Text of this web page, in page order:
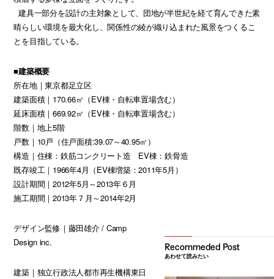
建具一部分を設計の主対象として、団地が半世紀を経て育んできた素
晴らしい環境を最大化し、関係性の綾が織り込まれた風景をつくるこ
とを目指している。
■建築概要
所在地｜東京都足立区
建築面積｜170.66㎡（EV棟・自転車置場含む）
延床面積｜669.92㎡（EV棟・自転車置場含む）
階数｜地上5階
戸数｜10戸（住戸面積:39.07～40.95㎡）
構造｜住棟：鉄筋コンクリート造 EV棟：鉄骨造
既存竣工｜1966年4月（EV棟増築：2011年5月）
設計期間｜2012年5月～2013年６月
施工期間｜2013年７月～2014年2月
デザイン監修｜藤田雄介 / Camp
Design inc.
建築｜独立行政法人都市再生機構東日
あわせて読みたい